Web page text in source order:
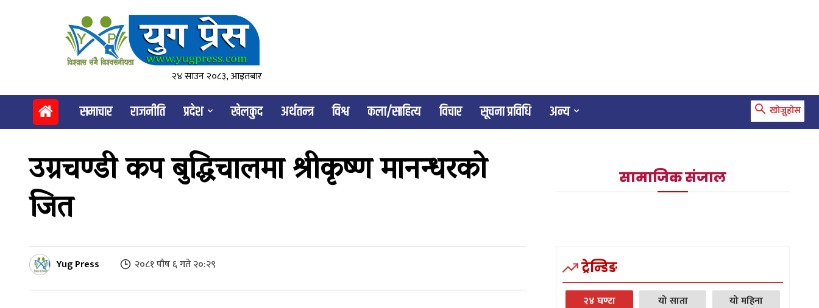
२४ साउन २०८३, आइतबार
समाचार राजनीति प्रदेश खेलकुद अर्थतन्त्र विश्व कला/साहित्य विचार सूचना प्रविधि अन्य खोज्नुहोस
उग्रचण्डी कप बुद्धिचालमा श्रीकृष्ण मानन्धरको
जित
Yug Press २०८१ पौष ६ गते २०:२९
सामाजिक संजाल
ट्रेन्डिङ
२४ घण्टा यो साता यो महिना